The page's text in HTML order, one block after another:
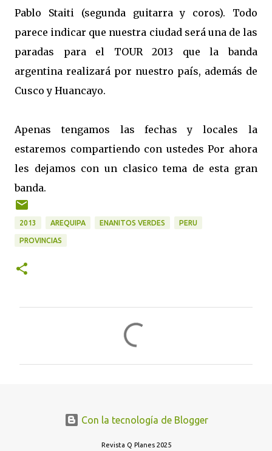
Pablo Staiti (segunda guitarra y coros). Todo
parece indicar que nuestra ciudad será una de las
paradas para el TOUR 2013 que la banda
argentina realizará por nuestro país, además de
Cusco y Huancayo.
Apenas tengamos las fechas y locales la
estaremos compartiendo con ustedes Por ahora
les dejamos con un clasico tema de esta gran
banda.
2013 AREQUIPA ENANITOS VERDES PERU
PROVINCIAS
Con la tecnología de Blogger
Revista Q Planes 2025